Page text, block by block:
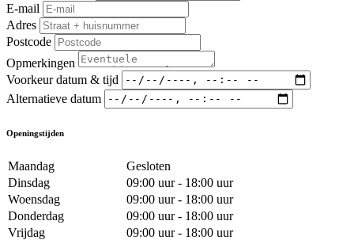
E-mail
Adres
Postcode
Opmerkingen
Voorkeur datum & tijd
Alternatieve datum
Openingstijden
Maandag
Gesloten
Dinsdag
09:00 uur - 18:00 uur
Woensdag
09:00 uur - 18:00 uur
Donderdag
09:00 uur - 18:00 uur
Vrijdag
09:00 uur - 18:00 uur